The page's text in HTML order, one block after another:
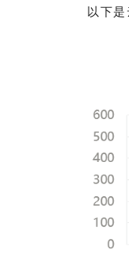
以下